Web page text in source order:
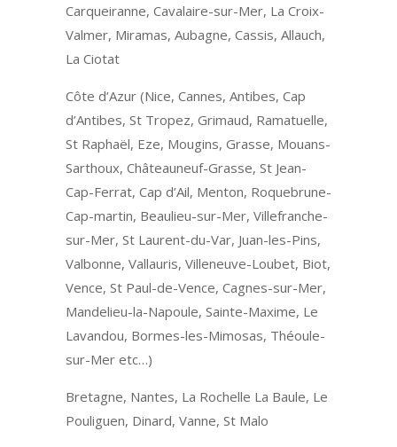
Carqueiranne, Cavalaire-sur-Mer, La Croix-
Valmer, Miramas, Aubagne, Cassis, Allauch,
La Ciotat
Côte d’Azur (Nice, Cannes, Antibes, Cap
d’Antibes, St Tropez, Grimaud, Ramatuelle,
St Raphaël, Eze, Mougins, Grasse, Mouans-
Sarthoux, Châteauneuf-Grasse, St Jean-
Cap-Ferrat, Cap d’Ail, Menton, Roquebrune-
Cap-martin, Beaulieu-sur-Mer, Villefranche-
sur-Mer, St Laurent-du-Var, Juan-les-Pins,
Valbonne, Vallauris, Villeneuve-Loubet, Biot,
Vence, St Paul-de-Vence, Cagnes-sur-Mer,
Mandelieu-la-Napoule, Sainte-Maxime, Le
Lavandou, Bormes-les-Mimosas, Théoule-
sur-Mer etc…)
Bretagne, Nantes, La Rochelle La Baule, Le
Pouliguen, Dinard, Vanne, St Malo